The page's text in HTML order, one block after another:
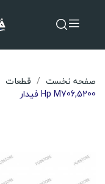
صفحه نخست قطعات
Hp M706,5200 فیدار